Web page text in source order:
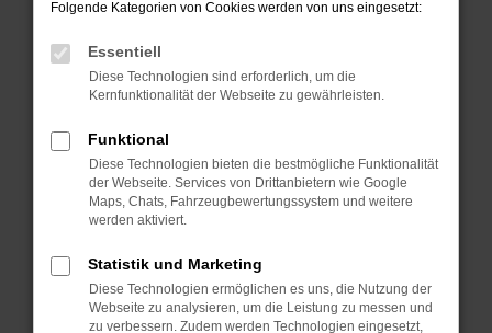
Hier sind ein paar Tipps, die dir helfen können:
Überprüfe deine Firewall und deine
Internetverbindung.
deine Suchmaschine?
Prüfe deine Browsererweiterungen.
Manche Erweiterungen, wie Werbeblocker,
können das Laden bestimmter Seiten
anderen Browser oder in einem privaten
Fenster?
Folgende Kategorien von Cookies werden von uns eingesetzt:
Essentiell
Diese Technologien sind erforderlich, um die
Kernfunktionalität der Webseite zu gewährleisten.
Funktional
Diese Technologien bieten die bestmögliche Funktionalität
der Webseite. Services von Drittanbietern wie Google
Maps, Chats, Fahrzeugbewertungssystem und weitere
werden aktiviert.
Statistik und Marketing
Diese Technologien ermöglichen es uns, die Nutzung der
Webseite zu analysieren, um die Leistung zu messen und
zu verbessern. Zudem werden Technologien eingesetzt,